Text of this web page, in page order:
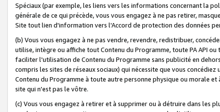
Spéciaux (par exemple, les liens vers les informations concernant la
générale de ce qui précède, vous vous engagez à ne pas retirer,
Site tout lien d'information vers l'Accord de protection des données
(b) Vous vous engagez à ne pas vendre, revendre, redistribuer,
utilise, intègre ou affiche tout Contenu du Programme, toute PA API
faciliter l'utilisation de Contenu du Programme sans publicité en
compris les sites de réseaux sociaux) qui nécessite que vous
Contenu du Programme à toute autre personne physique ou morale
site qui n'est pas le vôtre.
(c) Vous vous engagez à retirer et à supprimer ou à détruire dans les